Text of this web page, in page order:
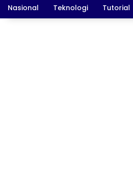
Nasional Teknologi Tutorial